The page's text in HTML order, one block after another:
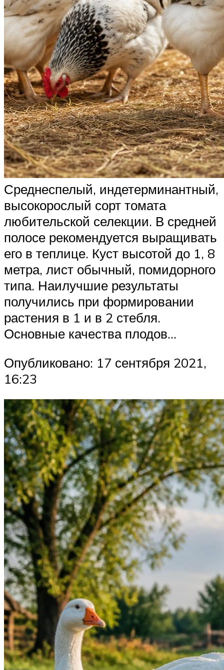
Среднеспелый, индетерминантный,
высокорослый сорт томата
любительской селекции. В средней
полосе рекомендуется выращивать
его в теплице. Куст высотой до 1, 8
метра, лист обычный, помидорного
типа. Наилучшие результаты
получились при формировании
растения в 1 и в 2 стебля.
Основные качества плодов…
Опубликовано: 17 сентября 2021,
16:23